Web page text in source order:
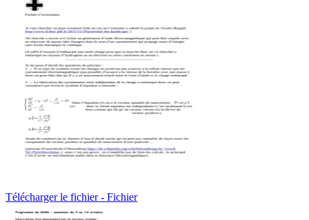
Télécharger le fichier - Fichier